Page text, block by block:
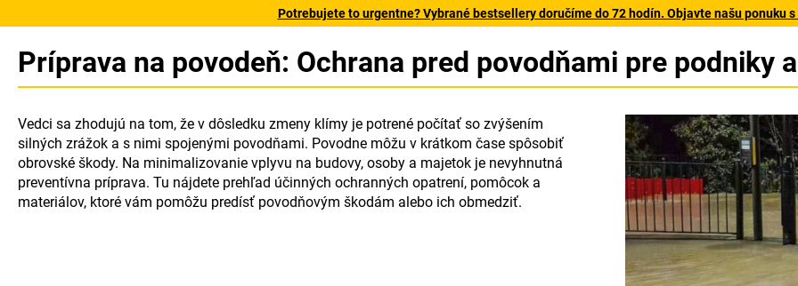
Potrebujete to urgentne? Vybrané bestsellery doručíme do 72 hodín. Objavte našu ponuku
Príprava na povodeň: Ochrana pred povodňami pre podniky
Vedci sa zhodujú na tom, že v dôsledku zmeny klímy je potrené počítať so zvýšením
silných zrážok a s nimi spojenými povodňami. Povodne môžu v krátkom čase spôsobiť
obrovské škody. Na minimalizovanie vplyvu na budovy, osoby a majetok je nevyhnutná
preventívna príprava. Tu nájdete prehľad účinných ochranných opatrení, pomôcok a
materiálov, ktoré vám pomôžu predísť povodňovým škodám alebo ich obmedziť.